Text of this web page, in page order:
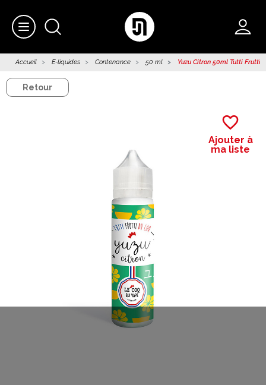
Accueil E-liquides Contenance 50 ml Yuzu Citron 50ml Tutti Frutti
Retour
favorite_border
Ajouter à
ma liste